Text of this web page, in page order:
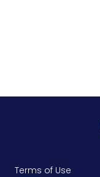
Terms of Use